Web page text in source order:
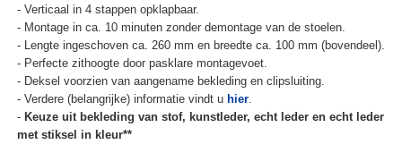
- Verticaal in 4 stappen opklapbaar.
- Montage in ca. 10 minuten zonder demontage van de stoelen.
- Lengte ingeschoven ca. 260 mm en breedte ca. 100 mm (bovendeel).
- Perfecte zithoogte door pasklare montagevoet.
- Deksel voorzien van aangename bekleding en clipsluiting.
- Verdere (belangrijke) informatie vindt u hier.
- Keuze uit bekleding van stof, kunstleder, echt leder en echt leder
met stiksel in kleur**